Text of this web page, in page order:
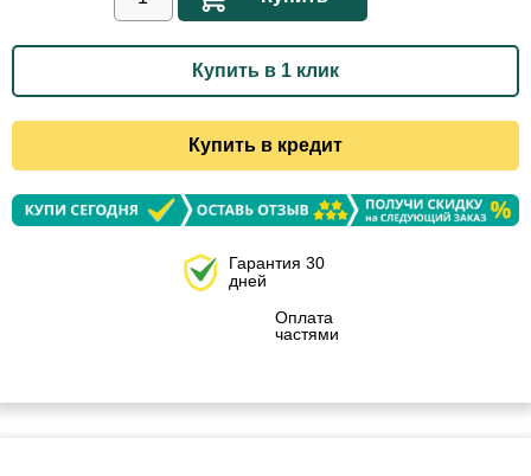
Купить в 1 клик
Купить в кредит
Гарантия 30
дней
Оплата
частями